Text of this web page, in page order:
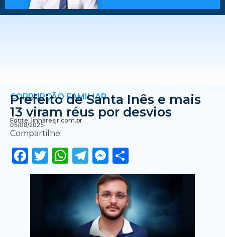
CORRUPÇÃO FAMILIAR
Prefeito de Santa Inês e mais
13 viram réus por desvios
Fonte: linharesjr.com.br
05/08/2025
Compartilhe
Facebook
Twitter
WhatsApp
Telegram
Messenger